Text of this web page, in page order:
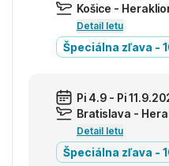
Košice -
Detail letu
Špeciálna zľava -
Pi 4.9 - Pi
Bratislava -
Detail letu
Špeciálna zľava -